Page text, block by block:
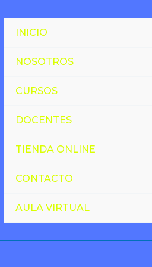
INICIO
NOSOTROS
CURSOS
DOCENTES
TIENDA ONLINE
CONTACTO
AULA VIRTUAL